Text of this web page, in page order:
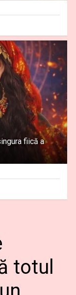
fiică a
totul